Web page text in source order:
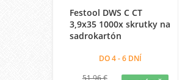
Festool DWS C CT
3,9x35 1000x skrutky na
sadrokartón
DO 4 - 6 DNÍ
51,96 €